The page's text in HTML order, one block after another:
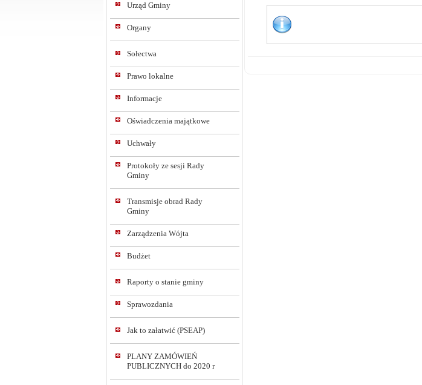
Urząd Gminy
Organy
Sołectwa
Prawo lokalne
Informacje
Oświadczenia majątkowe
Uchwały
Protokoły ze sesji Rady
Gminy
Transmisje obrad Rady
Gminy
Zarządzenia Wójta
Budżet
Raporty o stanie gminy
Sprawozdania
Jak to załatwić (PSEAP)
PLANY ZAMÓWIEŃ
PUBLICZNYCH do 2020 r